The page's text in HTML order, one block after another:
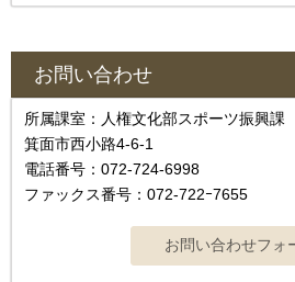
お問い合わせ
所属課室：人権文化部スポーツ振興課
箕面市西小路4-6-1
電話番号：072-724-6998
ファックス番号：072-722ｰ7655